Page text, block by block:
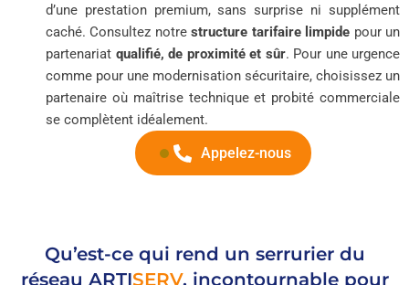
d’une prestation premium, sans surprise ni supplément
caché. Consultez notrestructure tarifaire limpide pour un
partenariat qualifié, de proximité et sûr. Pour une urgence
comme pour une modernisation sécuritaire, choisissez un
partenaire où maîtrise technique et probité commerciale
se complètent idéalement.
Appelez-nous
Qu’est-ce qui rend un serrurier du
réseau ARTISERV, incontournable pour